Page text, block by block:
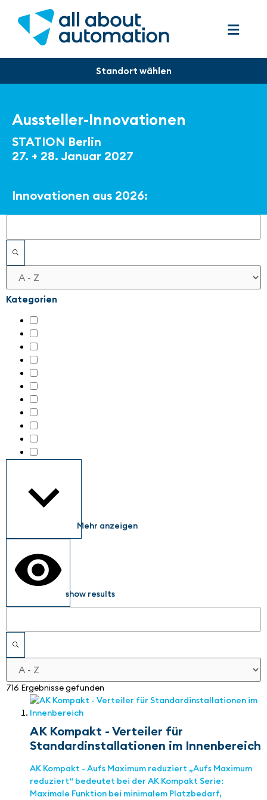
Aussteller-Innovationen
STATION Berlin
27. + 28. Januar 2027
Innovationen aus 2026:
Filter
Kategorien
Mehr anzeigen
show results
716 Ergebnisse gefunden
AK Kompakt - Verteiler für
Standardinstallationen im Innenbereich
AK Kompakt - Aufs Maximum reduziert „Aufs Maximum
reduziert“ bedeutet bei der AK Kompakt Serie:
Maximale Funktion bei minimalem Platzbedarf,